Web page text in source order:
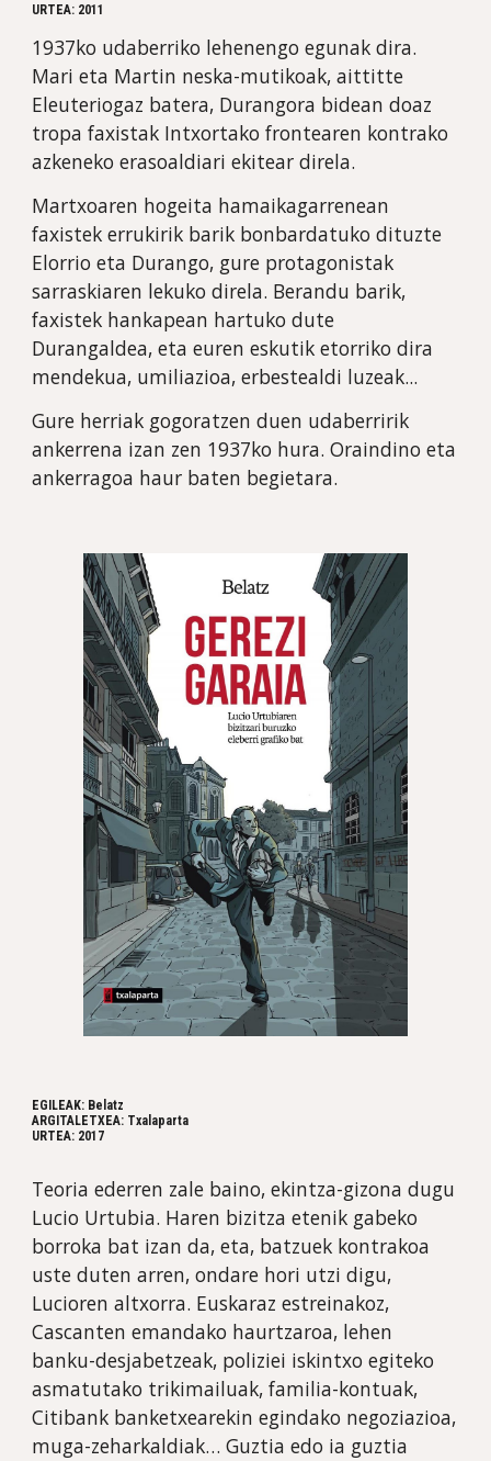
URTEA: 2011
1937ko udaberriko lehenengo egunak dira.
Mari eta Martin neska-mutikoak, aittitte
Eleuteriogaz batera, Durangora bidean doaz
tropa faxistak Intxortako frontearen kontrako
azkeneko erasoaldiari ekitear direla.
Martxoaren hogeita hamaikagarrenean
faxistek errukirik barik bonbardatuko dituzte
Elorrio eta Durango, gure protagonistak
sarraskiaren lekuko direla. Berandu barik,
faxistek hankapean hartuko dute
Durangaldea, eta euren eskutik etorriko dira
mendekua, umiliazioa, erbestealdi luzeak...
Gure herriak gogoratzen duen udaberririk
ankerrena izan zen 1937ko hura. Oraindino eta
ankerragoa haur baten begietara.
EGILEAK: Belatz
ARGITALETXEA: Txalaparta
URTEA: 2017
Teoria ederren zale baino, ekintza-gizona dugu
Lucio Urtubia. Haren bizitza etenik gabeko
borroka bat izan da, eta, batzuek kontrakoa
uste duten arren, ondare hori utzi digu,
Lucioren altxorra. Euskaraz estreinakoz,
Cascanten emandako haurtzaroa, lehen
banku-desjabetzeak, poliziei iskintxo egiteko
asmatutako trikimailuak, familia-kontuak,
Citibank banketxearekin egindako negoziazioa,
muga-zeharkaldiak… Guztia edo ia guztia